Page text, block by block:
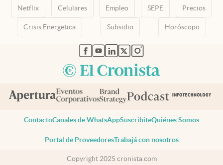
Netflix Celulares Empleo SEPE Precios
Crisis Energetica Subsidio Horóscopo
abre en nueva pestaña
abre en nueva pestaña
abre en nueva pestaña
abre en nueva pestaña
abre en nueva pestaña
ContactoCanales de WhatsAppSuscribiteQuiénes Somos
Portal de ProveedoresTrabajá con nosotros
Copyright 2025 cronista.com